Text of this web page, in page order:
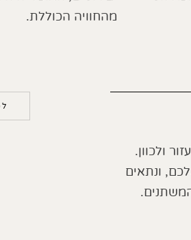
מהחוויה הכוללת.
ולכוון.
ונתאים